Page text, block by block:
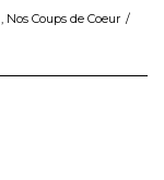
Nos Coups de Coeur